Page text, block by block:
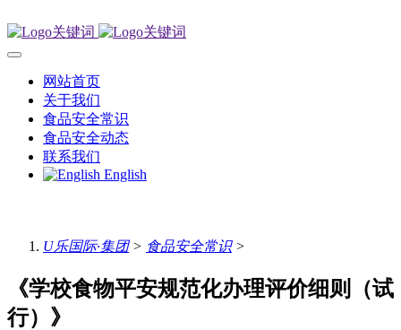
网站首页
关于我们
食品安全常识
食品安全动态
联系我们
English
U乐国际·集团> 食品安全常识>
《学校食物平安规范化办理评价细则（试
行）》